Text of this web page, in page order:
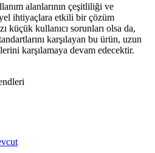
alanlarının çeşitliliği ve
ihtiyaçlara etkili bir çözüm
küçük kullanıcı sorunları olsa da,
karşılayan bu ürün, uzun
karşılamaya devam edecektir.